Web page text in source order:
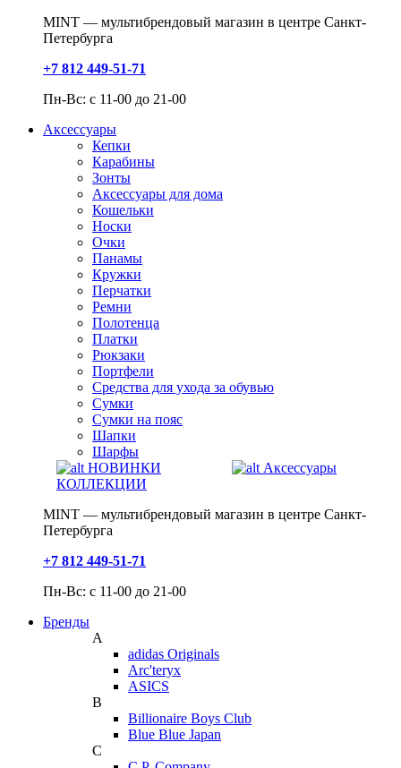
MINT — мультибрендовый магазин в центре Санкт-
Петербурга
+7 812 449-51-71
Пн-Вс: с 11-00 до 21-00
Аксессуары
Кепки
Карабины
Зонты
Аксессуары для дома
Кошельки
Носки
Очки
Панамы
Кружки
Перчатки
Ремни
Полотенца
Платки
Рюкзаки
Портфели
Средства для ухода за обувью
Сумки
Сумки на пояс
Шапки
Шарфы
НОВИНКИ
КОЛЛЕКЦИИ
Аксессуары
MINT — мультибрендовый магазин в центре Санкт-
Петербурга
+7 812 449-51-71
Пн-Вс: с 11-00 до 21-00
Бренды
A
adidas Originals
Arc'teryx
ASICS
B
Billionaire Boys Club
Blue Blue Japan
C